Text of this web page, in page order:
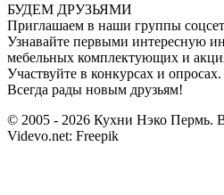
БУДЕМ ДРУЗЬЯМИ
Приглашаем в наши группы
Узнавайте первыми интересную
мебельных комплектующих и
Участвуйте в конкурсах и опросах.
Всегда рады новым друзьям!
© 2005 - 2026 Кухни Нэко Пермь.
Videvo.net: Freepik